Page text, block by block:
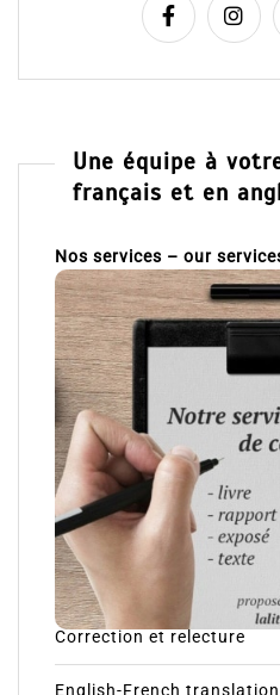
Une équipe à
français et en
Nos services – our
Correction et relecture